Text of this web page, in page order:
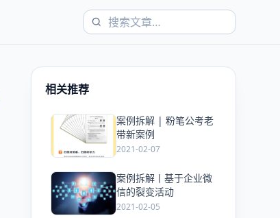
相关推荐
爱
案例拆解 | 粉笔公考老
带新案例
2021-02-07
爱
案例拆解丨基于企业微
信的裂变活动
2021-02-05